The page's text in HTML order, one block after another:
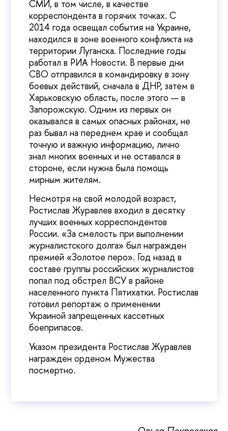
СМИ, в том числе, в качестве
корреспондента в горячих точках. С
2014 года освещал события на Украине,
находился в зоне военного конфликта на
территории Луганска. Последние годы
работал в РИА Новости. В первые дни
СВО отправился в командировку в зону
боевых действий, сначала в ДНР, затем в
Харьковскую область, после этого — в
Запорожскую. Одним из первых он
оказывался в самых опасных районах, не
раз бывал на переднем крае и сообщал
точную и важную информацию, лично
знал многих военных и не оставался в
стороне, если нужна была помощь
мирным жителям.
Несмотря на свой молодой возраст,
Ростислав Журавлев входил в десятку
лучших военных корреспондентов
России. «За смелость при выполнении
журналистского долга» был награжден
премией «Золотое перо». Год назад в
составе группы российских журналистов
попал под обстрел ВСУ в районе
населенного пункта Пятихатки. Ростислав
готовил репортаж о применении
Украиной запрещенных кассетных
боеприпасов.
Указом президента Ростислав Журавлев
награжден орденом Мужества
посмертно.